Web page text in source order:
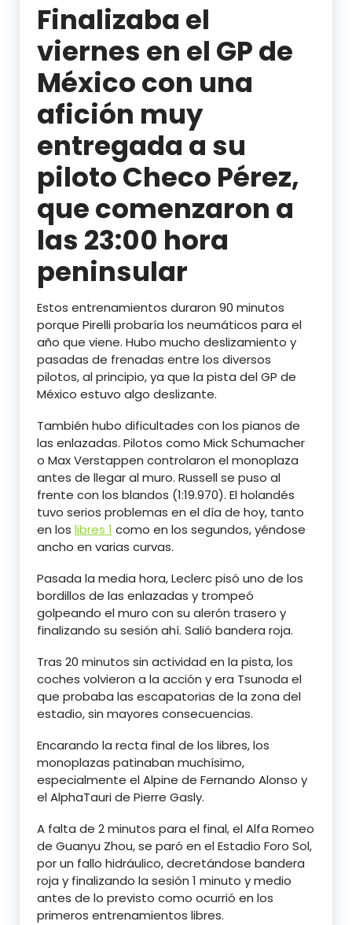
Finalizaba el
viernes en el GP de
México con una
afición muy
entregada a su
piloto Checo Pérez,
que comenzaron a
las 23:00 hora
peninsular
Estos entrenamientos duraron 90 minutos
porque Pirelli probaría los neumáticos para el
año que viene. Hubo mucho deslizamiento y
pasadas de frenadas entre los diversos
pilotos, al principio, ya que la pista del GP de
México estuvo algo deslizante.
También hubo dificultades con los pianos de
las enlazadas. Pilotos como Mick Schumacher
o Max Verstappen controlaron el monoplaza
antes de llegar al muro. Russell se puso al
frente con los blandos (1:19.970). El holandés
tuvo serios problemas en el día de hoy, tanto
en los libres 1 como en los segundos, yéndose
ancho en varias curvas.
Pasada la media hora, Leclerc pisó uno de los
bordillos de las enlazadas y trompeó
golpeando el muro con su alerón trasero y
finalizando su sesión ahí. Salió bandera roja.
Tras 20 minutos sin actividad en la pista, los
coches volvieron a la acción y era Tsunoda el
que probaba las escapatorias de la zona del
estadio, sin mayores consecuencias.
Encarando la recta final de los libres, los
monoplazas patinaban muchísimo,
especialmente el Alpine de Fernando Alonso y
el AlphaTauri de Pierre Gasly.
A falta de 2 minutos para el final, el Alfa Romeo
de Guanyu Zhou, se paró en el Estadio Foro Sol,
por un fallo hidráulico, decretándose bandera
roja y finalizando la sesión 1 minuto y medio
antes de lo previsto como ocurrió en los
primeros entrenamientos libres.